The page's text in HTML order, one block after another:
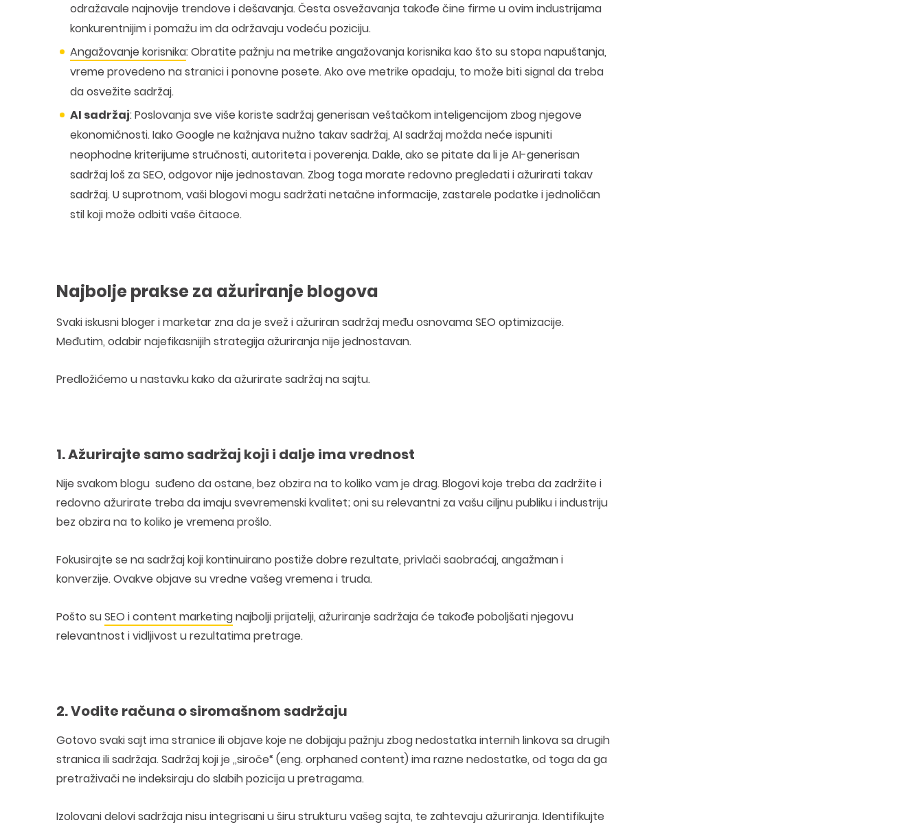
odražavale najnovije trendove i dešavanja. Česta osvežavanja takođe čine firme u ovim industrijama
konkurentnijim i pomažu im da održavaju vodeću poziciju.
Angažovanje korisnika: Obratite pažnju na metrike angažovanja korisnika kao što su stopa napuštanja,
vreme provedeno na stranici i ponovne posete. Ako ove metrike opadaju, to može biti signal da treba
da osvežite sadržaj.
AI sadržaj: Poslovanja sve više koriste sadržaj generisan veštačkom inteligencijom zbog njegove
ekonomičnosti. Iako Google ne kažnjava nužno takav sadržaj, AI sadržaj možda neće ispuniti
neophodne kriterijume stručnosti, autoriteta i poverenja. Dakle, ako se pitate da li je AI-generisan
sadržaj loš za SEO, odgovor nije jednostavan. Zbog toga morate redovno pregledati i ažurirati takav
sadržaj. U suprotnom, vaši blogovi mogu sadržati netačne informacije, zastarele podatke i jednoličan
stil koji može odbiti vaše čitaoce.
Najbolje prakse za ažuriranje blogova
Svaki iskusni bloger i marketar zna da je svež i ažuriran sadržaj među osnovama SEO optimizacije.
Međutim, odabir najefikasnijih strategija ažuriranja nije jednostavan.
Predložićemo u nastavku kako da ažurirate sadržaj na sajtu.
1. Ažurirajte samo sadržaj koji i dalje ima vrednost
Nije svakom blogu suđeno da ostane, bez obzira na to koliko vam je drag. Blogovi koje treba da zadržite i
redovno ažurirate treba da imaju svevremenski kvalitet; oni su relevantni za vašu ciljnu publiku i industriju
bez obzira na to koliko je vremena prošlo.
Fokusirajte se na sadržaj koji kontinuirano postiže dobre rezultate, privlači saobraćaj, angažman i
konverzije. Ovakve objave su vredne vašeg vremena i truda.
Pošto suSEO i content marketingnajbolji prijatelji, ažuriranje sadržaja će takođe poboljšati njegovu
relevantnost i vidljivost u rezultatima pretrage.
2. Vodite računa o siromašnom sadržaju
Gotovo svaki sajt ima stranice ili objave koje ne dobijaju pažnju zbog nedostatka internih linkova sa drugih
stranica ili sadržaja. Sadržaj koji je ‚‚siroče“ (eng. orphaned content) ima razne nedostatke, od toga da ga
pretraživači ne indeksiraju do slabih pozicija u pretragama.
Izolovani delovi sadržaja nisu integrisani u širu strukturu vašeg sajta, te zahtevaju ažuriranja. Identifikujte